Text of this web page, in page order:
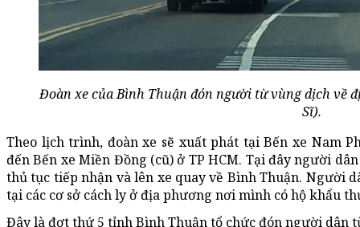
Đoàn xe của Bình Thuận đón người từ vùng dịch về
Sĩ).
Theo lịch trình, đoàn xe sẽ xuất phát tại Bến xe Nam
đến Bến xe Miền Đồng (cũ) ở TP HCM. Tại đây người
thủ tục tiếp nhận và lên xe quay về Bình Thuận. Người
tại các cơ sở cách ly ở địa phương nơi mình có hộ khẩu
Đây là đợt thứ 5 tỉnh Bình Thuận tổ chức đón người dân